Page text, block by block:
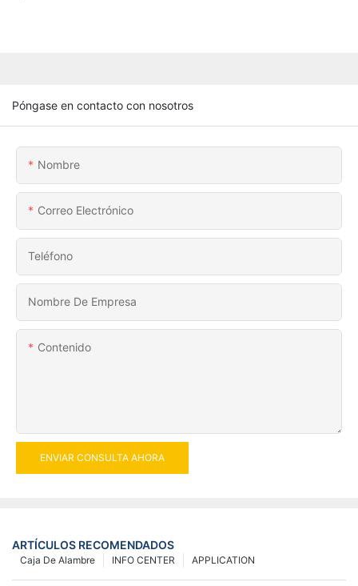
Póngase en contacto con nosotros
Nombre
Correo Electrónico
Teléfono
Nombre De Empresa
Contenido
ENVIAR CONSULTA AHORA
ARTÍCULOS RECOMENDADOS
APPLICATION
INFO CENTER
Caja De Alambre